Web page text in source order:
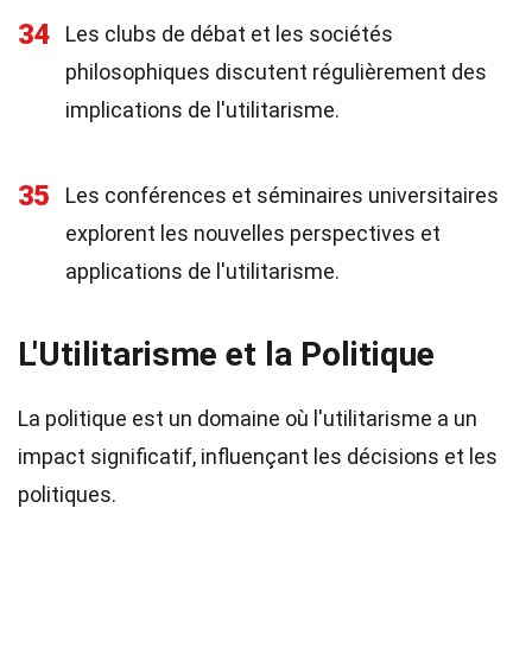
34
Les clubs de débat et les sociétés
philosophiques discutent régulièrement des
implications de l'utilitarisme.
35
Les conférences et séminaires universitaires
explorent les nouvelles perspectives et
applications de l'utilitarisme.
L'Utilitarisme et la Politique
La politique est un domaine où l'utilitarisme a un
impact significatif, influençant les décisions et les
politiques.